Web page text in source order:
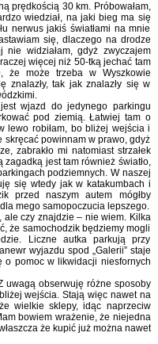
prędkością 30 km. Próbowałam,
wiedział, na jaki bieg ma się
nerwus jakiś światłami na mnie
się, dlaczego na drodze
nie widziałam, gdyż zwyczajem
więcej niż 50-tką jechać tam
że może trzeba w Wyszkowie
znalazły, tak jak znalazły się w
wjazd do jedynego parkingu
pod ziemią. Łatwiej tam o
lewo robiłam, bo bliżej wejścia i
skręcać powinnam w prawo, gdyż
zabrakło mi natomiast strzałek
zagadką jest tam również światło,
podziemnych. W naszej
się wtedy jak w katakumbach i
przed naszym autem mógłby
mego samopoczucia lepszego.
ale czy znajdzie – nie wiem. Kilka
że samochodzik będziemy mogli
Liczne autka parkują przy
wyjazdu spod „Galerii” staje
o pomoc w likwidacji niesfornych
uwagą obserwuję różne sposoby
wejścia. Stają więc nawet na
wielkie sklepy, idąc naprzeciw
bowiem wrażenie, że niejedna
że kupić już można nawet